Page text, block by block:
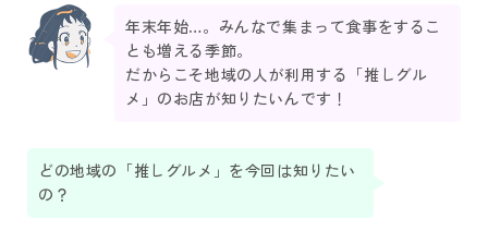
年末年始…。みんなで集まって食事をするこ
とも増える季節。
だからこそ地域の人が利用する「推しグル
メ」のお店が知りたいんです！
どの地域の「推しグルメ」を今回は知りたい
の？